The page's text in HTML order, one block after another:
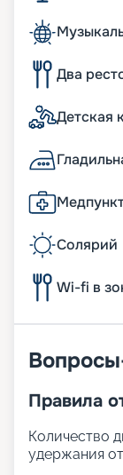
Два
Детская
Солярий
Wi-fi в
Правила
Количество
удержания